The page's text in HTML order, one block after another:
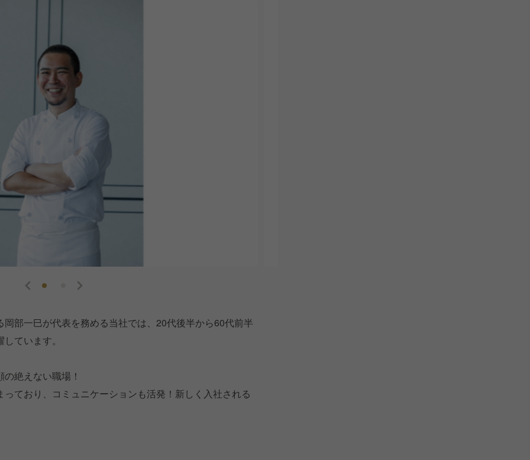
部一巳が代表を務める当社では、20代後半から60代前半
ています。
絶えない職場！
ており、コミュニケーションも活発！新しく入社される